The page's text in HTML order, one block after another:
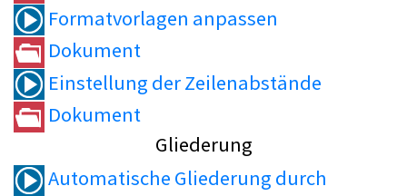
Formatvorlagen anpassen
Dokument
Einstellung der Zeilenabstände
Dokument
Gliederung
Automatische Gliederung durch